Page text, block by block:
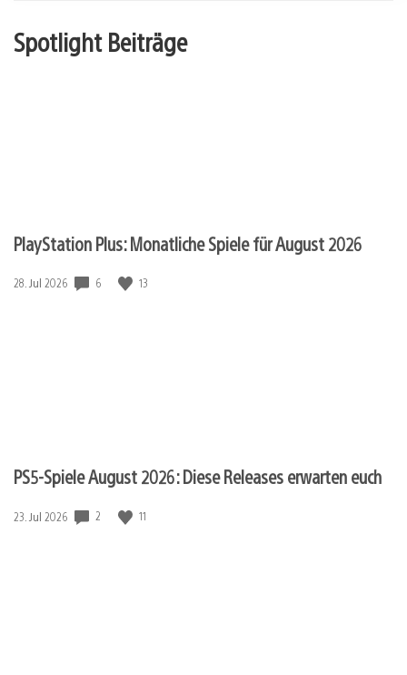
Spotlight Beiträge
PlayStation Plus: Monatliche Spiele für August 2026
Veröffentlichungsdatum:
28. Jul 2026 6 13
PS5-Spiele August 2026: Diese Releases erwarten euch
Veröffentlichungsdatum:
23. Jul 2026 2 11